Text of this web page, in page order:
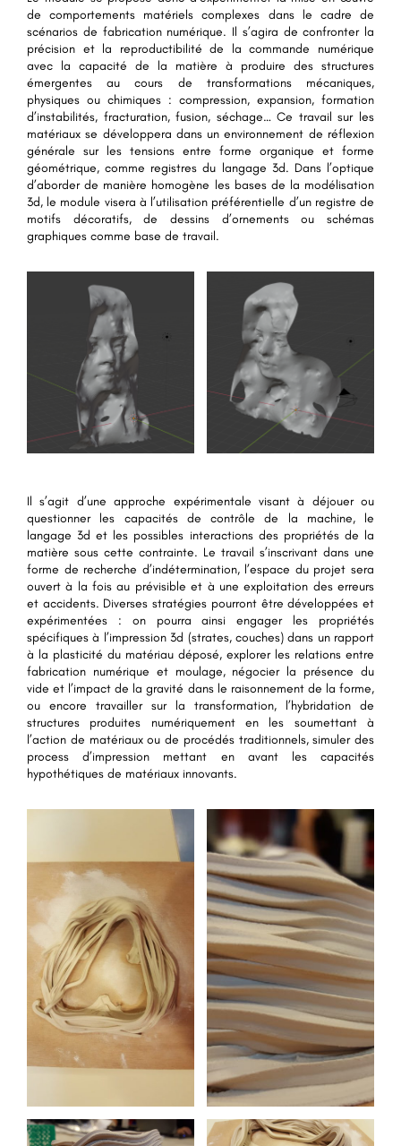
de comportements matériels complexes dans le cadre de
scénarios de fabrication numérique. Il s’agira de confronter la
précision et la reproductibilité de la commande numérique
avec la capacité de la matière à produire des structures
émergentes au cours de transformations mécaniques,
physiques ou chimiques : compression, expansion, formation
d’instabilités, fracturation, fusion, séchage… Ce travail sur les
matériaux se développera dans un environnement de réflexion
générale sur les tensions entre forme organique et forme
géométrique, comme registres du langage 3d. Dans l’optique
d’aborder de manière homogène les bases de la modélisation
3d, le module visera à l’utilisation préférentielle d’un registre de
motifs décoratifs, de dessins d’ornements ou schémas
graphiques comme base de travail.
Il s’agit d’une approche expérimentale visant à déjouer ou
questionner les capacités de contrôle de la machine, le
langage 3d et les possibles interactions des propriétés de la
matière sous cette contrainte. Le travail s’inscrivant dans une
forme de recherche d’indétermination, l’espace du projet sera
ouvert à la fois au prévisible et à une exploitation des erreurs
et accidents. Diverses stratégies pourront être développées et
expérimentées : on pourra ainsi engager les propriétés
spécifiques à l’impression 3d (strates, couches) dans un rapport
à la plasticité du matériau déposé, explorer les relations entre
fabrication numérique et moulage, négocier la présence du
vide et l’impact de la gravité dans le raisonnement de la forme,
ou encore travailler sur la transformation, l’hybridation de
structures produites numériquement en les soumettant à
l’action de matériaux ou de procédés traditionnels, simuler des
process d’impression mettant en avant les capacités
hypothétiques de matériaux innovants.